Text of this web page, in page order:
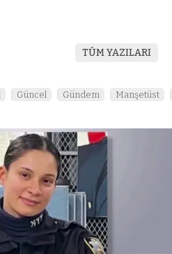
TÜM YAZILARI
Güncel Gündem
Manşetüst